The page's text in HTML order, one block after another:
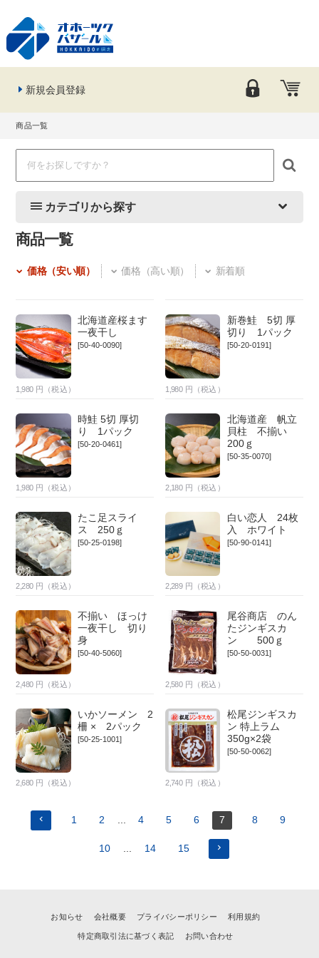
新規会員登録
商品一覧
カテゴリから探す
商品一覧
価格（安い順） 価格（高い順） 新着順
北海道産桜ます
一夜干し
[50-40-0090]
1,980 円（税込）
新巻鮭 5切 厚
切り 1パック
[50-20-0191]
1,980 円（税込）
時鮭 5切 厚切
り 1パック
[50-20-0461]
1,980 円（税込）
北海道産 帆立
貝柱 不揃い
200ｇ
[50-35-0070]
2,180 円（税込）
たこ足スライ
ス 250ｇ
[50-25-0198]
2,280 円（税込）
白い恋人 24枚
入 ホワイト
[50-90-0141]
2,289 円（税込）
不揃い ほっけ
一夜干し 切り
身
[50-40-5060]
2,480 円（税込）
尾谷商店 のん
たジンギスカ
ン 500ｇ
[50-50-0031]
2,580 円（税込）
いかソーメン 2
柵 × 2パック
[50-25-1001]
2,680 円（税込）
松尾ジンギスカ
ン 特上ラム
350g×2袋
[50-50-0062]
2,740 円（税込）
1 2 ... 4 5 6 7 8 9
10 ... 14 15
お知らせ 会社概要 プライバシーポリシー 利用規約
特定商取引法に基づく表記 お問い合わせ